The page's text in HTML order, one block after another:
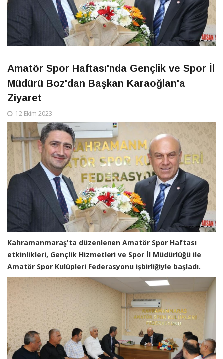
Amatör Spor Haftası'nda Gençlik ve Spor İl
Müdürü Boz'dan Başkan Karaoğlan'a
Ziyaret
12 Ekim 2023
Kahramanmaraş'ta düzenlenen Amatör Spor Haftası
etkinlikleri, Gençlik Hizmetleri ve Spor İl Müdürlüğü ile
Amatör Spor Kulüpleri Federasyonu işbirliğiyle başladı.